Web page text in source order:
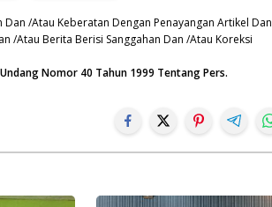
/Atau Keberatan Dengan Penayangan Artikel Dan
/Atau Berita Berisi Sanggahan Dan /Atau Koreksi
Nomor 40 Tahun 1999 Tentang Pers.